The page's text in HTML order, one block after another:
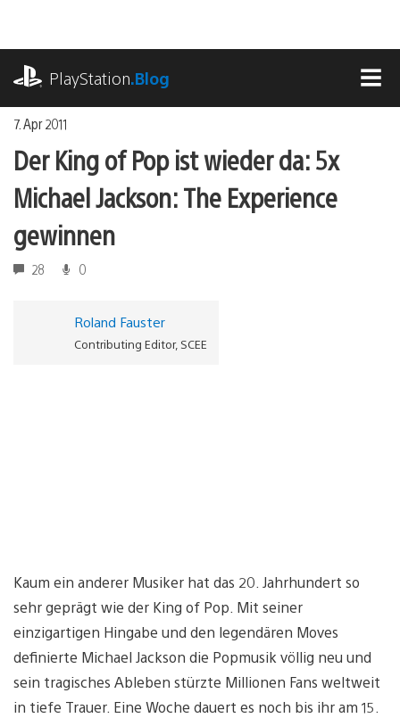
springen
PlayStation.Blog
7. Apr 2011
Der King of Pop ist wieder da: 5x
Michael Jackson: The Experience
gewinnen
28 0
Roland Fauster
Contributing Editor, SCEE
Kaum ein anderer Musiker hat das 20. Jahrhundert so
sehr geprägt wie der King of Pop. Mit seiner
einzigartigen Hingabe und den legendären Moves
definierte Michael Jackson die Popmusik völlig neu und
sein tragisches Ableben stürzte Millionen Fans weltweit
in tiefe Trauer. Eine Woche dauert es noch bis ihr am 15.